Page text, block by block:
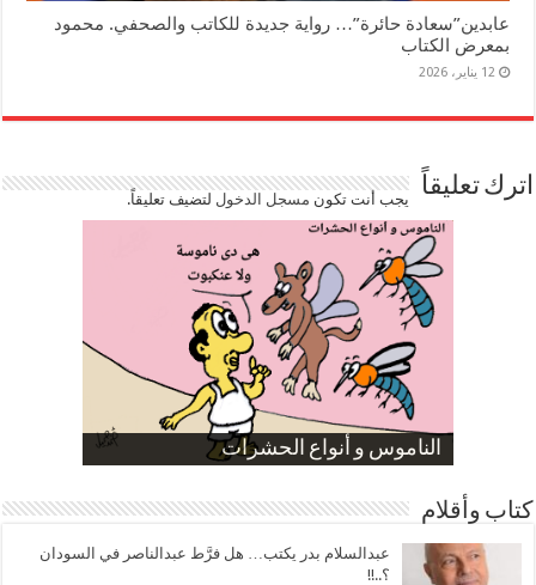
عابدين”سعادة حائرة”… رواية جديدة للكاتب والصحفي. محمود
بمعرض الكتاب
12 يناير، 2026
اترك تعليقاً يجب أنت تكون مسجل الدخوللتضيف تعليقاً.
الناموس و أنواع الحشرات
الموظفين بعد ارتفاع الأسعار
ارتفاع نسبة الطلاق في مصر
صورة كاركاتيرية
صورة كاركاتيرية
كتاب وأقلام
عبدالسلام بدر يكتب… هل فرَّط عبدالناصر في السودان
؟..!!